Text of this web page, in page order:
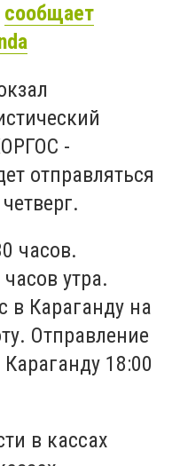
сообщает
-
отправляться
часов.
утра.
в Караганду на
Отправление
18:00
в кассах